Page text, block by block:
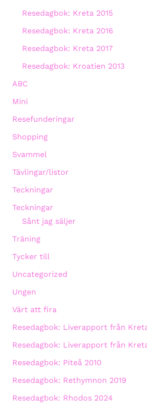
Resedagbok: Kreta 2015
Resedagbok: Kreta 2016
Resedagbok: Kreta 2017
Resedagbok: Kroatien 2013
ABC
Mini
Resefunderingar
Shopping
Svammel
Tävlingar/listor
Teckningar
Teckningar
Sånt jag säljer
Träning
Tycker till
Uncategorized
Ungen
Värt att fira
Resedagbok: Liverapport från
Resedagbok: Liverapport från
Resedagbok: Piteå 2010
Resedagbok: Rethymnon 2019
Resedagbok: Rhodos 2024